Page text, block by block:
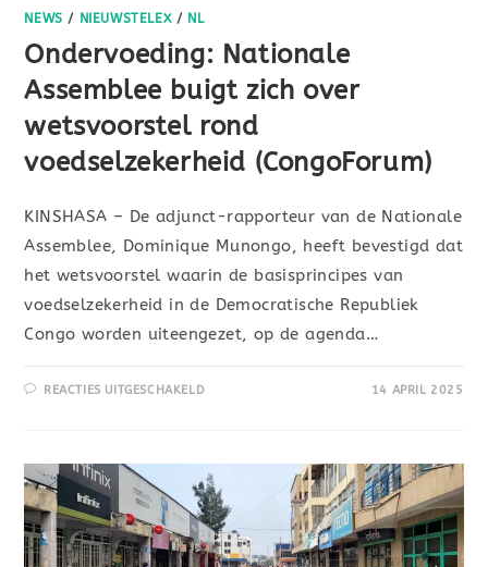
NEWS / NIEUWSTELEX/ NL
Ondervoeding: Nationale
Assemblee buigt zich over
wetsvoorstel rond
voedselzekerheid (CongoForum)
KINSHASA – De adjunct-rapporteur van de Nationale
Assemblee, Dominique Munongo, heeft bevestigd dat
het wetsvoorstel waarin de basisprincipes van
voedselzekerheid in de Democratische Republiek
Congo worden uiteengezet, op de agenda…
REACTIES UITGESCHAKELD 14 APRIL 2025